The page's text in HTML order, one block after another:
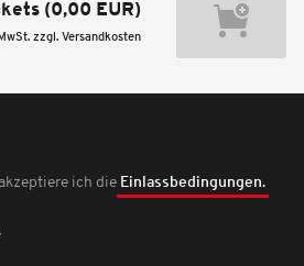
(0,00 EUR)
zzgl. Versandkosten
ich die Einlassbedingungen.